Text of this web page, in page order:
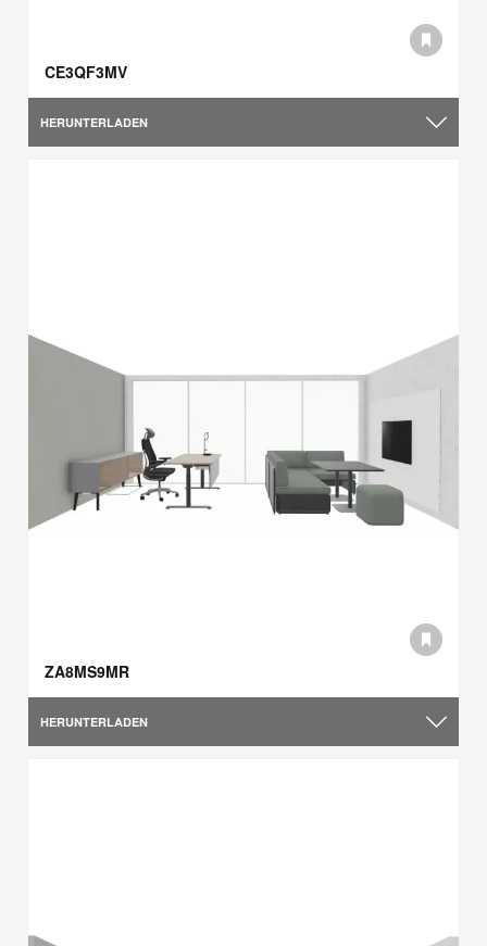
CE3QF3MV
HERUNTERLADEN
ZA8MS9MR
HERUNTERLADEN